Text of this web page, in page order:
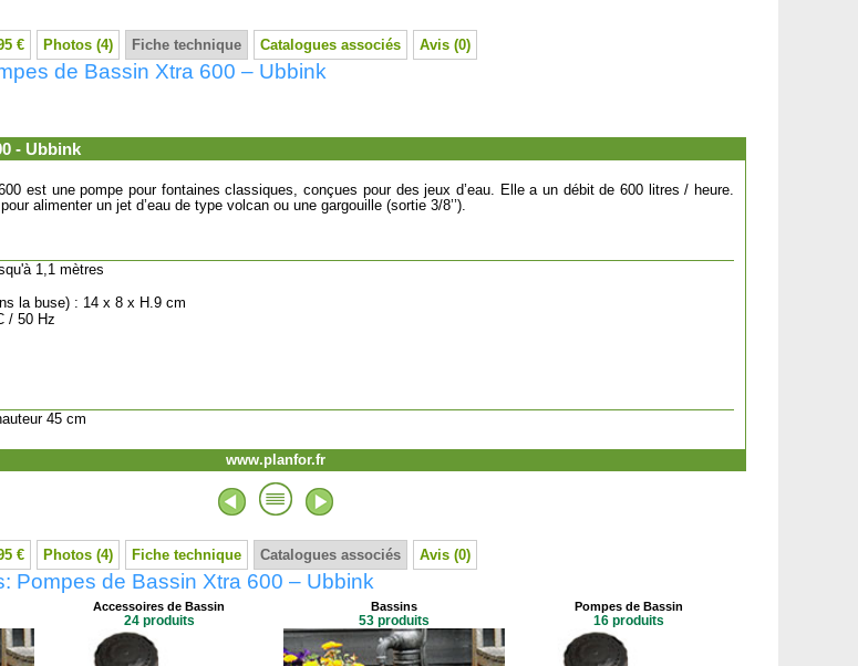
€ Photos (4) Fiche technique Catalogues associés Avis (0)
de Bassin Xtra 600 – Ubbink
- Ubbink
est une pompe pour fontaines classiques, conçues pour des jeux d’eau. Elle a un débit de 600 litres / heure.
alimenter un jet d’eau de type volcan ou une gargouille (sortie 3/8’’).
1,1 mètres
la buse) : 14 x 8 x H.9 cm
/ 50 Hz
45 cm
www.planfor.fr
€ Photos (4) Fiche technique Catalogues associés Avis (0)
Pompes de Bassin Xtra 600 – Ubbink
Accessoires de Bassin
24 produits
Bassins
53 produits
Pompes de Bassin
16 produits